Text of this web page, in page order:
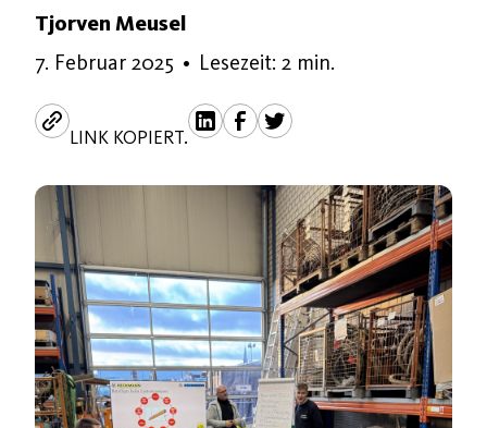
Tjorven Meusel
7. Februar 2025 5. Juni 2025
• Lesezeit: 2 min.
LINK KOPIERT.